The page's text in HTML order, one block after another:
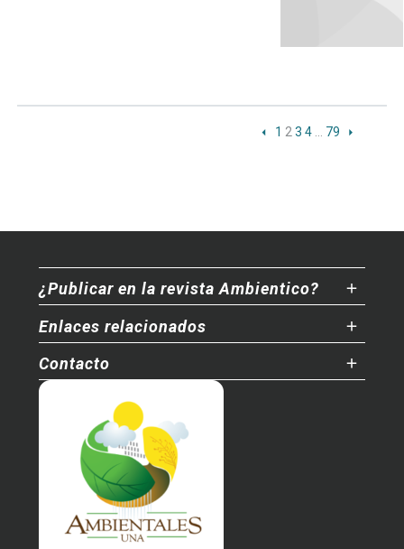
1 2 3 4 79
¿Publicar en la revista Ambientico?
Enlaces relacionados
Contacto